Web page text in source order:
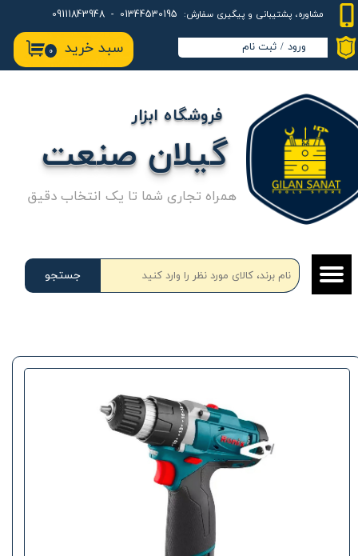
مشاوره، پشتیبانی و پیگیری سفارش:
۰ سبد خرید ورود / ثبت نام
حساب کاربری من
تغییر گذر واژه
سفارشات
خروج از حساب کاربری
جستجو
گیلان صنعت
فروشگاه ابزار
همراه تجاری شما تا یک انتخاب دقیق